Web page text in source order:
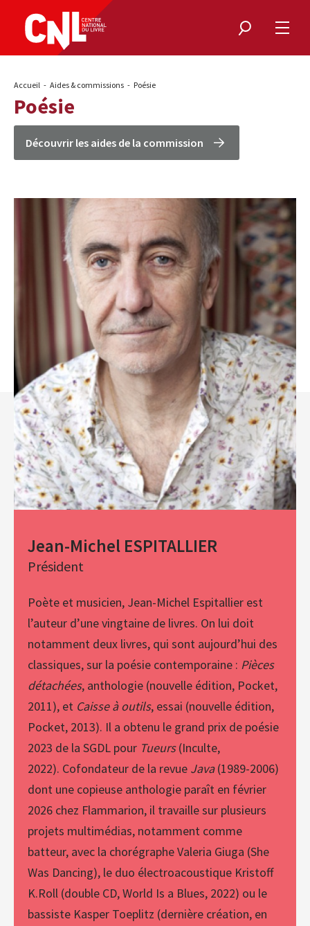
Rechercher
le
Fil
Accueil Aides & commissions Poésie
Poésie
Découvrir les aides de la commission
Jean-Michel ESPITALLIER
Président
Poète et musicien, Jean-Michel Espitallier est
l’auteur d’une vingtaine de livres. On lui doit
notamment deux livres, qui sont aujourd’hui des
classiques, sur la poésie contemporaine : Pièces
détachées, anthologie (nouvelle édition, Pocket,
2011), et Caisse à outils, essai (nouvelle édition,
Pocket, 2013). Il a obtenu le grand prix de poésie
2023 de la SGDL pour Tueurs(Inculte,
2022). Cofondateur de la revue Java(1989-2006)
dont une copieuse anthologie paraît en février
2026 chez Flammarion, il travaille sur plusieurs
projets multimédias, notamment comme
batteur, avec la chorégraphe Valeria Giuga (She
Was Dancing), le duo électroacoustique Kristoff
K.Roll (double CD, World Is a Blues, 2022) ou le
bassiste Kasper Toeplitz (dernière création, en